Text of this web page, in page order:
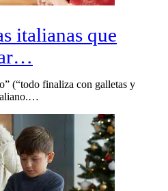
italianas que
(“todo finaliza con galletas y